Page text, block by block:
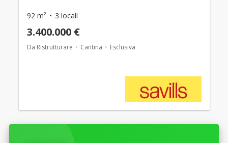
92 m² 3 locali
3.400.000 €
Da Ristrutturare Cantina Esclusiva